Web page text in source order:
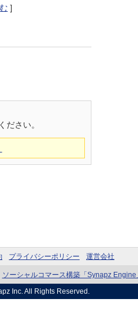
]
ださい。
プライバシーポリシー 運営会社
ソーシャルコマース構築「Synapz Engine
Inc.All Rights Reserved.